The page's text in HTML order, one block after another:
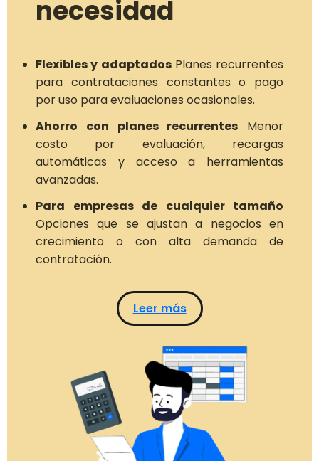
necesidad
Flexibles y adaptadosPlanes recurrentes
para contrataciones constantes o pago
por uso para evaluaciones ocasionales.
Ahorro con planes recurrentes Menor
costo por evaluación, recargas
automáticas y acceso a herramientas
avanzadas.
Para empresas de cualquier tamaño
Opciones que se ajustan a negocios en
crecimiento o con alta demanda de
contratación.
Leer más